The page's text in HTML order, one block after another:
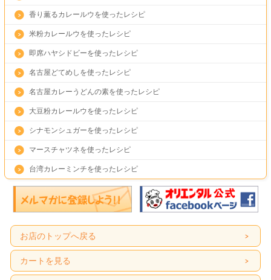
香り薫るカレールウを使ったレシピ
米粉カレールウを使ったレシピ
即席ハヤシドビーを使ったレシピ
名古屋どてめしを使ったレシピ
名古屋カレーうどんの素を使ったレシピ
大豆粉カレールウを使ったレシピ
シナモンシュガーを使ったレシピ
マースチャツネを使ったレシピ
台湾カレーミンチを使ったレシピ
お店のトップへ戻る
カートを見る